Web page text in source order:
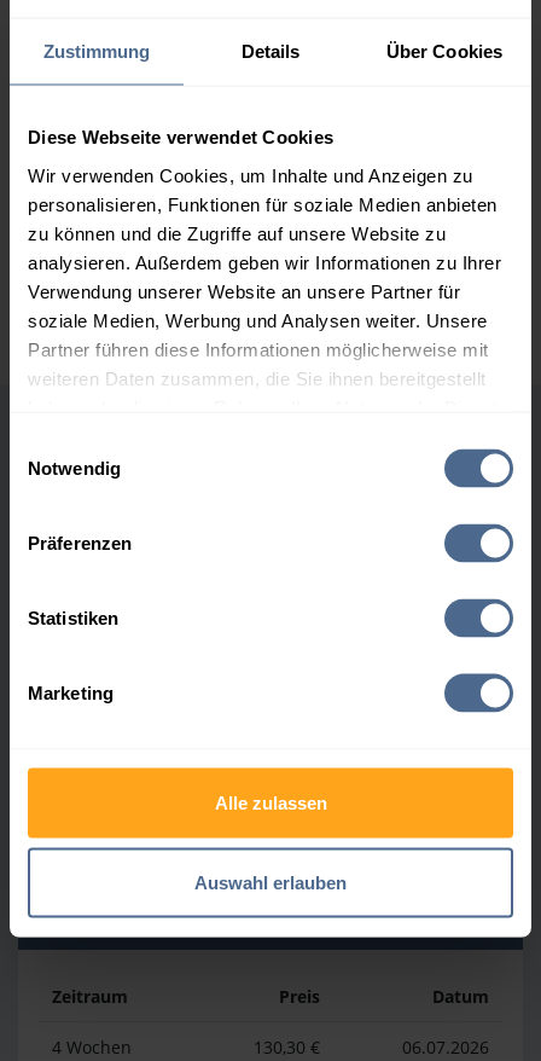
Zustimmung Details Über Cookies
Diese Webseite verwendet Cookies
Wir verwenden Cookies, um Inhalte und Anzeigen zu
personalisieren, Funktionen für soziale Medien anbieten
zu können und die Zugriffe auf unsere Website zu
analysieren. Außerdem geben wir Informationen zu Ihrer
Verwendung unserer Website an unsere Partner für
soziale Medien, Werbung und Analysen weiter. Unsere
Partner führen diese Informationen möglicherweise mit
weiteren Daten zusammen, die Sie ihnen bereitgestellt
Notwendig
Präferenzen
Statistiken
Marketing
Alle zulassen
Auswahl erlauben
2.000 Liter 0,00 €
3.000 Liter
153,40 €
5.000 Liter
152,41 €
152,41 €
0,00 €
Preise für Heizöl in Standardqualität nach Ö-Norm C 1109 in € / 100
Liter inkl. MwSt. und Lieferung bei einer Lieferstelle.
Höchst- und Tiefststände der
Heizölpreise in Großkrut
30.07.2026
3 Monate 164,20 € 07.05.2026
186,39 €
Heizölpreis-Tiefstwerte
Zeitraum Preis Datum
4 Wochen 130,30 € 06.07.2026